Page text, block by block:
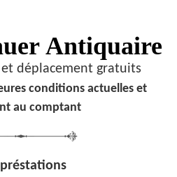
Antiquaire
déplacement gratuits
conditions actuelles et
au comptant